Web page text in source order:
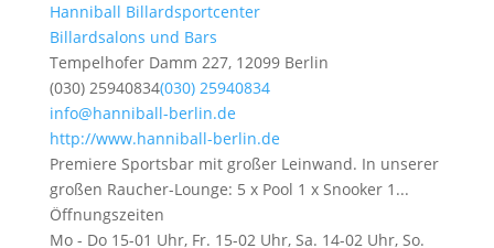
Hanniball Billardsportcenter
Billardsalons und Bars
Tempelhofer Damm 227, 12099 Berlin
(030) 25940834(030) 25940834
info@hanniball-berlin.de
http://www.hanniball-berlin.de
Premiere Sportsbar mit großer Leinwand. In unserer
großen Raucher-Lounge: 5 x Pool 1 x Snooker 1...
Öffnungszeiten
Mo - Do 15-01 Uhr, Fr. 15-02 Uhr, Sa. 14-02 Uhr, So.